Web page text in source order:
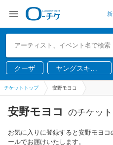
クーザ
ヤングスキニ
ー
チケットトップ 安野モヨコ
安野モヨコ のチケット
お気に入りに登録すると安野モヨ
ールでお届けいたします。